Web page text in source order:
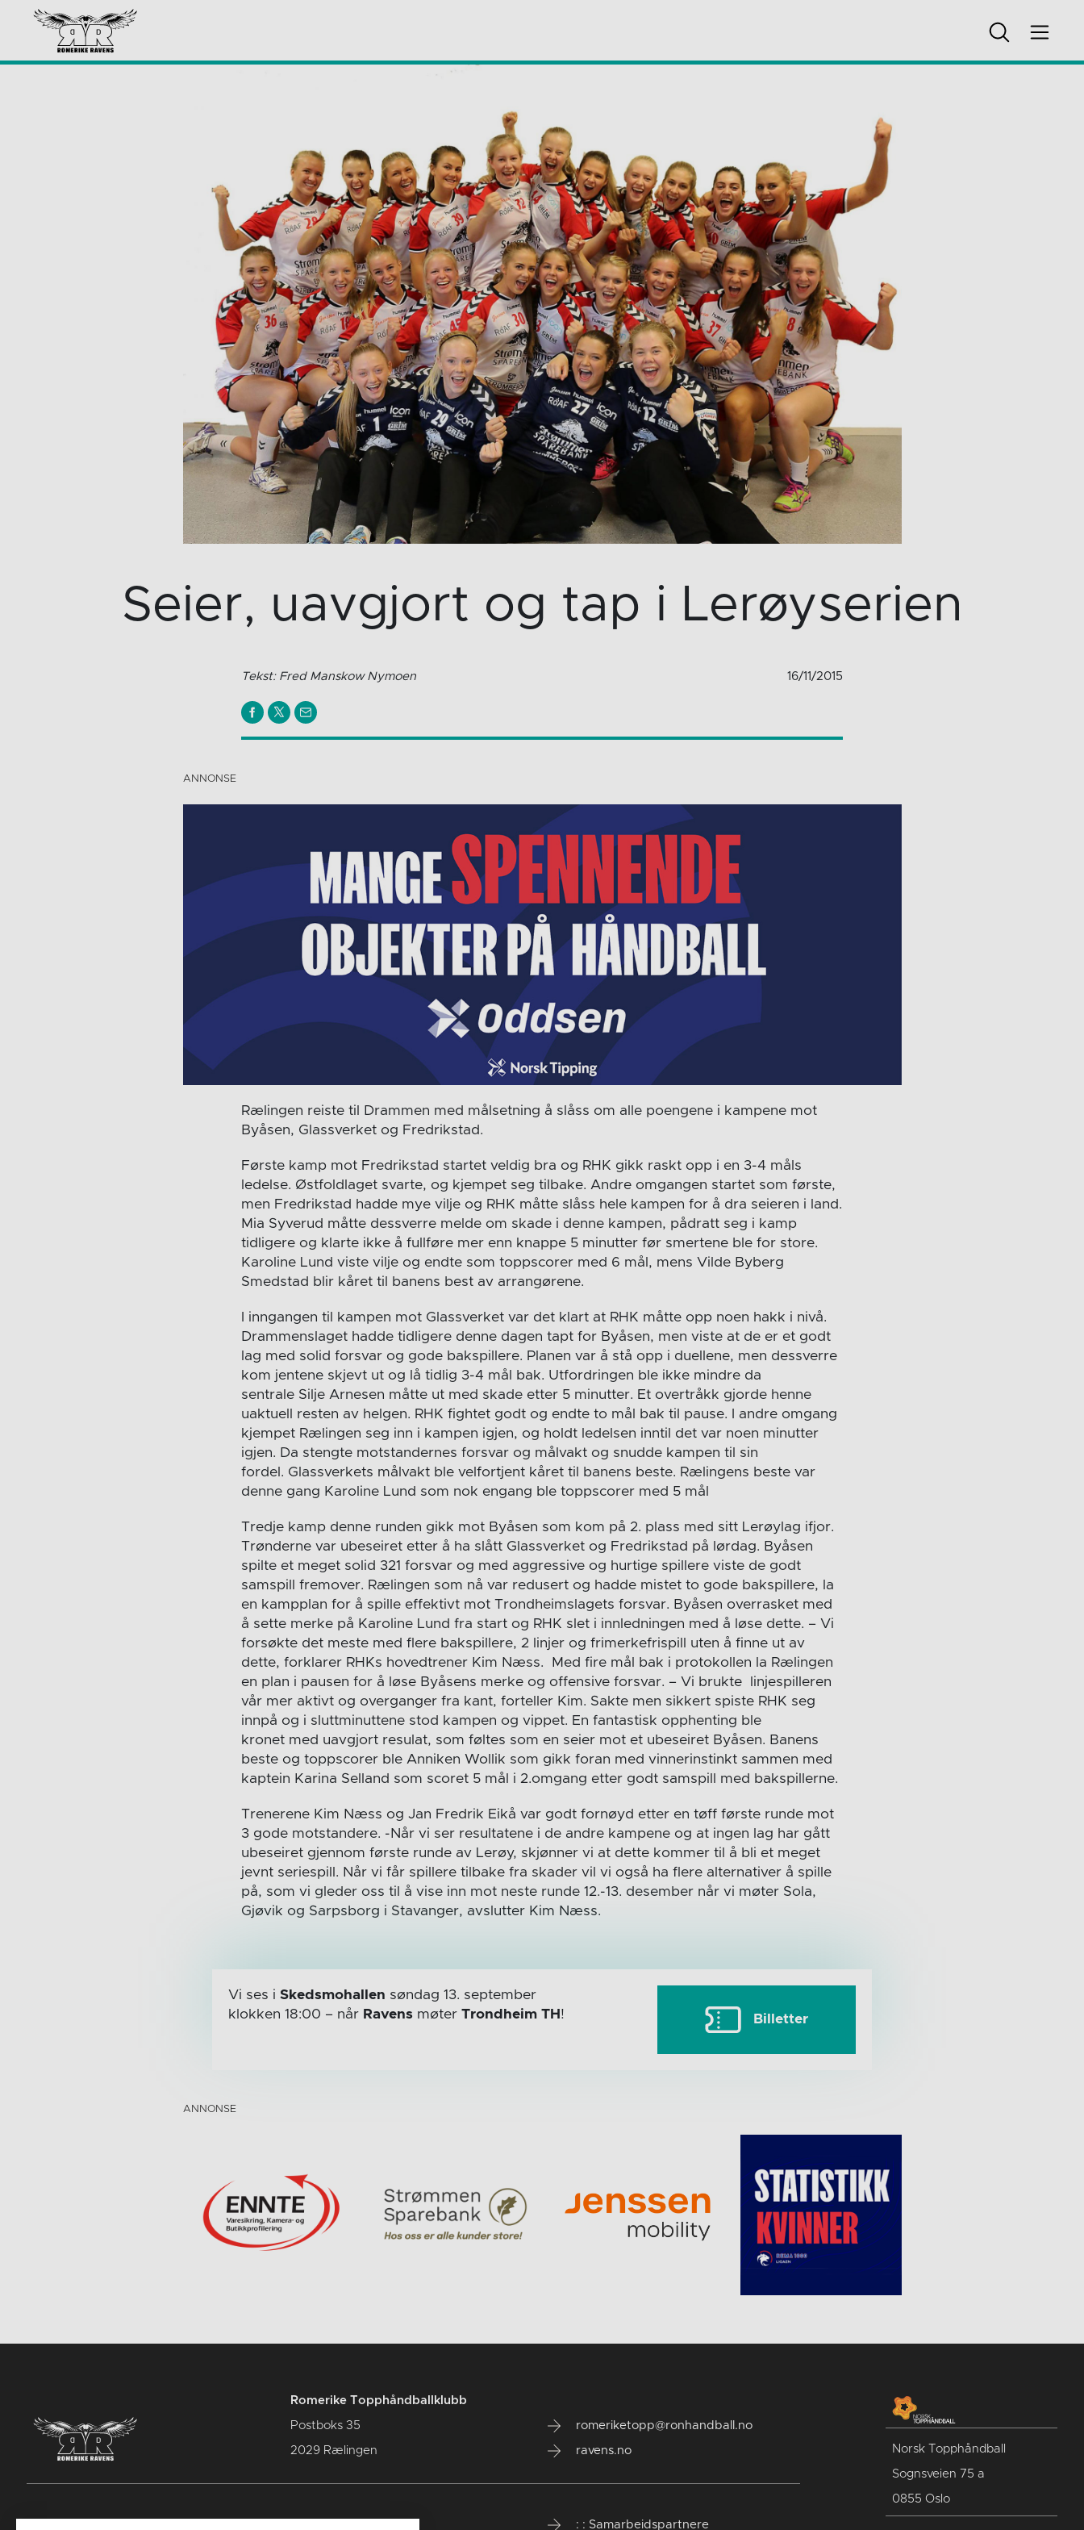
Seier, uavgjort og tap i Lerøyserien
Tekst: Fred Manskow Nymoen 16/11/2015
Rælingen reiste til Drammen med målsetning å slåss om alle poengene i kampene mot
Byåsen, Glassverket og Fredrikstad.
Første kamp mot Fredrikstad startet veldig bra og RHK gikk raskt opp i en 3-4 måls
ledelse. Østfoldlaget svarte, og kjempet seg tilbake. Andre omgangen startet som første,
men Fredrikstad hadde mye vilje og RHK måtte slåss hele kampen for å dra seieren i land.
Mia Syverud måtte dessverre melde om skade i denne kampen, pådratt seg i kamp
tidligere og klarte ikke å fullføre mer enn knappe 5 minutter før smertene ble for store.
Karoline Lund viste vilje og endte som toppscorer med 6 mål, mens Vilde Byberg
Smedstad blir kåret til banens best av arrangørene.
I inngangen til kampen mot Glassverket var det klart at RHK måtte opp noen hakk i nivå.
Drammenslaget hadde tidligere denne dagen tapt for Byåsen, men viste at de er et godt
lag med solid forsvar og gode bakspillere. Planen var å stå opp i duellene, men dessverre
kom jentene skjevt ut og lå tidlig 3-4 mål bak. Utfordringen ble ikke mindre da
sentrale Silje Arnesen måtte ut med skade etter 5 minutter. Et overtråkk gjorde henne
uaktuell resten av helgen. RHK fightet godt og endte to mål bak til pause. I andre omgang
kjempet Rælingen seg inn i kampen igjen, og holdt ledelsen inntil det var noen minutter
igjen. Da stengte motstandernes forsvar og målvakt og snudde kampen til sin
fordel. Glassverkets målvakt ble velfortjent kåret til banens beste. Rælingens beste var
denne gang Karoline Lund som nok engang ble toppscorer med 5 mål
Tredje kamp denne runden gikk mot Byåsen som kom på 2. plass med sitt Lerøylag ifjor.
Trønderne var ubeseiret etter å ha slått Glassverket og Fredrikstad på lørdag. Byåsen
spilte et meget solid 321 forsvar og med aggressive og hurtige spillere viste de godt
samspill fremover. Rælingen som nå var redusert og hadde mistet to gode bakspillere, la
en kampplan for å spille effektivt mot Trondheimslagets forsvar. Byåsen overrasket med
å sette merke på Karoline Lund fra start og RHK slet i innledningen med å løse dette. – Vi
forsøkte det meste med flere bakspillere, 2 linjer og frimerkefrispill uten å finne ut av
dette, forklarer RHKs hovedtrener Kim Næss. Med fire mål bak i protokollen la Rælingen
en plan i pausen for å løse Byåsens merke og offensive forsvar. – Vi brukte linjespilleren
vår mer aktivt og overganger fra kant, forteller Kim. Sakte men sikkert spiste RHK seg
innpå og i sluttminuttene stod kampen og vippet. En fantastisk opphenting ble
kronet med uavgjort resulat, som føltes som en seier mot et ubeseiret Byåsen. Banens
beste og toppscorer ble Anniken Wollik som gikk foran med vinnerinstinkt sammen med
kaptein Karina Selland som scoret 5 mål i 2.omgang etter godt samspill med bakspillerne.
Trenerene Kim Næss og Jan Fredrik Eikå var godt fornøyd etter en tøff første runde mot
3 gode motstandere. -Når vi ser resultatene i de andre kampene og at ingen lag har gått
ubeseiret gjennom første runde av Lerøy, skjønner vi at dette kommer til å bli et meget
jevnt seriespill. Når vi får spillere tilbake fra skader vil vi også ha flere alternativer å spille
på, som vi gleder oss til å vise inn mot neste runde 12.-13. desember når vi møter Sola,
Gjøvik og Sarpsborg i Stavanger, avslutter Kim Næss.
Vi ses i Skedsmohallen søndag 13. september
klokken 18:00 – når Ravens møter Trondheim TH ! Billetter
Romerike Topphåndballklubb
Postboks 35
2029 Rælingen
romeriketopp@ronhandball.no
ravens.no
: : Samarbeidspartnere
Norsk Topphåndball
Sognsveien 75 a
0855 Oslo